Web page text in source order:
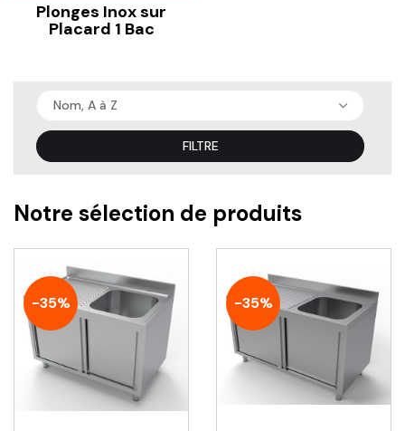
Plonges Inox sur
Placard 1 Bac
Nom, A à Z
FILTRE
Notre sélection de produits
-35% -35%